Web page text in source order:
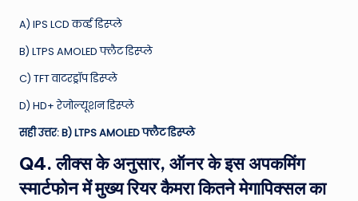
A) IPS LCD कर्व्ड डिस्प्ले
B) LTPS AMOLED फ्लैट डिस्प्ले
C) TFT वाटरड्रॉप डिस्प्ले
D) HD+ रेजोल्यूशन डिस्प्ले
सही उत्तर: B) LTPS AMOLED फ्लैट डिस्प्ले
Q4. लीक्स के अनुसार, ऑनर के इस अपकमिंग
स्मार्टफोन में मुख्य रियर कैमरा कितने मेगापिक्सल का